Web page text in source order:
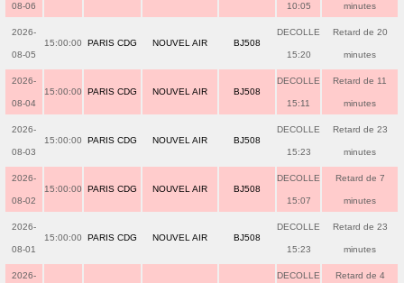
08-06 10:05 minutes
2026-
08-05
15:00:00 PARIS CDG NOUVEL AIR BJ508
DECOLLE
15:20
Retard de 20
minutes
2026-
08-04
15:00:00 PARIS CDG NOUVEL AIR BJ508
DECOLLE
15:11
Retard de 11
minutes
2026-
08-03
15:00:00 PARIS CDG NOUVEL AIR BJ508
DECOLLE
15:23
Retard de 23
minutes
2026-
08-02
15:00:00 PARIS CDG NOUVEL AIR BJ508
DECOLLE
15:07
Retard de 7
minutes
2026-
08-01
15:00:00 PARIS CDG NOUVEL AIR BJ508
DECOLLE
15:23
Retard de 23
minutes
2026- DECOLLE Retard de 4